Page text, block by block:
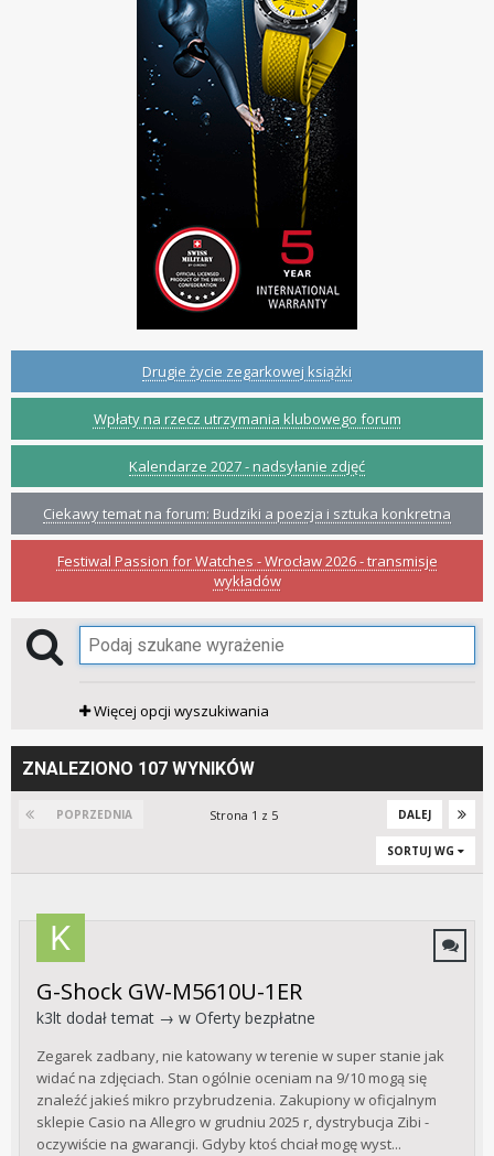
Drugie życie zegarkowej książki
Wpłaty na rzecz utrzymania klubowego forum
Kalendarze 2027 - nadsyłanie zdjęć
Ciekawy temat na forum: Budziki a poezja i sztuka konkretna
Festiwal Passion for Watches - Wrocław 2026 - transmisje
wykładów
Więcej opcji wyszukiwania
ZNALEZIONO 107 WYNIKÓW
POPRZEDNIA DALEJ
Strona 1 z 5
SORTUJ WG
G-Shock GW-M5610U-1ER
k3lt dodał temat → w Oferty bezpłatne
Zegarek zadbany, nie katowany w terenie w super stanie jak
widać na zdjęciach. Stan ogólnie oceniam na 9/10 mogą się
znaleźć jakieś mikro przybrudzenia. Zakupiony w oficjalnym
sklepie Casio na Allegro w grudniu 2025 r, dystrybucja Zibi -
oczywiście na gwarancji. Gdyby ktoś chciał mogę wyst...